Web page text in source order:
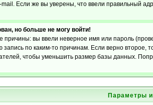
Если же вы уверены, что ввели правильный
но больше не могу войти!
причины: вы ввели неверное имя или пароль
запись по каким-то причинам. Если верно
чтобы уменьшить размер базы данных.
Параметры